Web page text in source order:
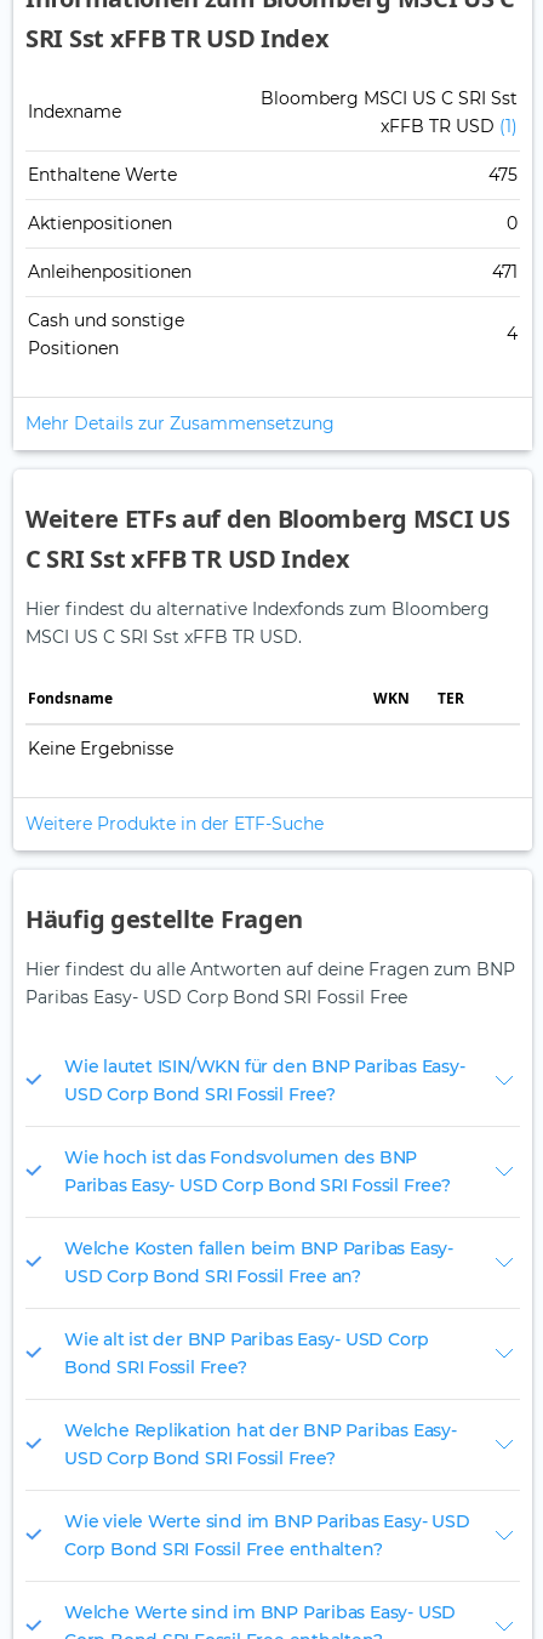
SRI Sst xFFB TR USD Index
Indexname
Bloomberg MSCI US C SRI Sst
xFFB TR USD (1)
Enthaltene Werte 475
Aktienpositionen 0
Anleihenpositionen 471
Cash und sonstige
Positionen
4
Mehr Details zur Zusammensetzung
Weitere ETFs auf den Bloomberg MSCI US
C SRI Sst xFFB TR USD Index
Hier findest du alternative Indexfonds zum Bloomberg
MSCI US C SRI Sst xFFB TR USD.
Fonds­name WKN TER
Keine Ergebnisse
Weitere Produkte in der ETF-Suche
Häufig gestellte Fragen
Hier findest du alle Antworten auf deine Fragen zum BNP
Paribas Easy- USD Corp Bond SRI Fossil Free
Wie lautet ISIN/WKN für den BNP Paribas Easy-
USD Corp Bond SRI Fossil Free?
Wie hoch ist das Fondsvolumen des BNP
Paribas Easy- USD Corp Bond SRI Fossil Free?
Welche Kosten fallen beim BNP Paribas Easy-
USD Corp Bond SRI Fossil Free an?
Wie alt ist der BNP Paribas Easy- USD Corp
Bond SRI Fossil Free?
Welche Replikation hat der BNP Paribas Easy-
USD Corp Bond SRI Fossil Free?
Wie viele Werte sind im BNP Paribas Easy- USD
Corp Bond SRI Fossil Free enthalten?
Welche Werte sind im BNP Paribas Easy- USD